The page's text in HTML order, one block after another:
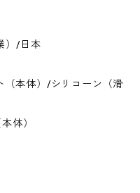
）/日本
（本体）/シリコーン（滑
体）